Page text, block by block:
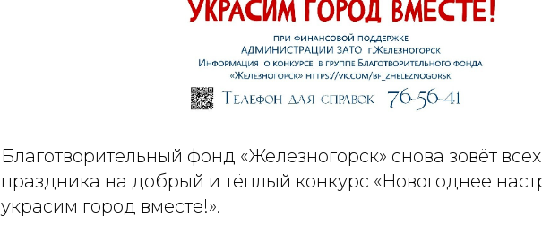
Благотворительный фонд «Железногорск» снова зовёт
праздника на добрый и тёплый конкурс «Новогоднее
украсим город вместе!».